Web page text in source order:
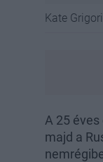
Kate
A 25
majd a